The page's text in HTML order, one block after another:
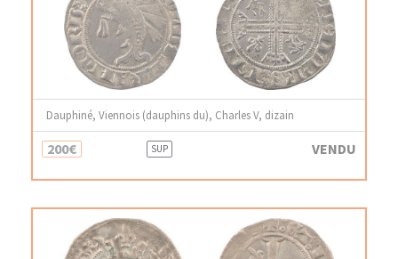
Dauphiné, Viennois (dauphins du), Charles V, dizain
200€ SUP VENDU